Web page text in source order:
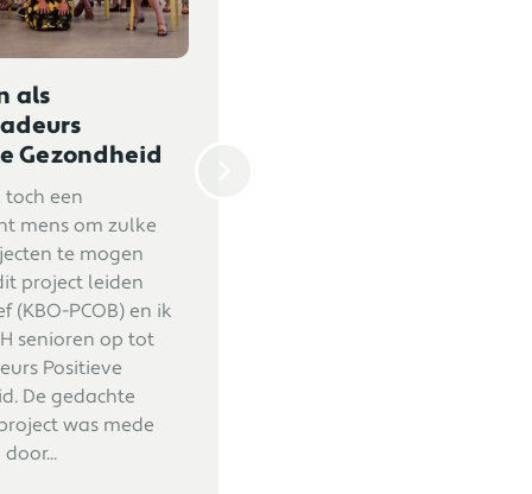
Positieve
toog ik namens
for Positive Health
bos.
een
van het
in
een workshop
Gezondheid.
en
Met huisartsen,
en...